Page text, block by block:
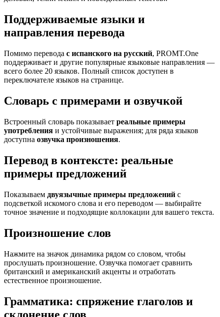
Поддерживаемые языки и
направления перевода
Помимо перевода с испанского на русский, PROMT.One
поддерживает и другие популярные языковые направления —
всего более 20 языков. Полный список доступен в
переключателе языков на странице.
Словарь с примерами и озвучкой
Встроенный словарь показывает реальные примеры
употребления и устойчивые выражения; для ряда языков
доступна озвучка произношения.
Перевод в контексте: реальные
примеры предложений
Показываем двуязычные примеры предложений с
подсветкой искомого слова и его переводом — выбирайте
точное значение и подходящие коллокации для вашего текста.
Произношение слов
Нажмите на значок динамика рядом со словом, чтобы
прослушать произношение. Озвучка помогает сравнить
британский и американский акценты и отработать
естественное произношение.
Грамматика: спряжение глаголов и
склонение слов